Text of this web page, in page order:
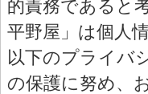
的責務であると
平野屋」は個人
以下のプライバ
の保護に努め、